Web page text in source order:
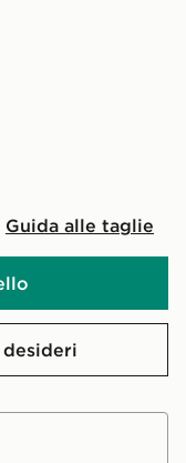
Guida alle taglie